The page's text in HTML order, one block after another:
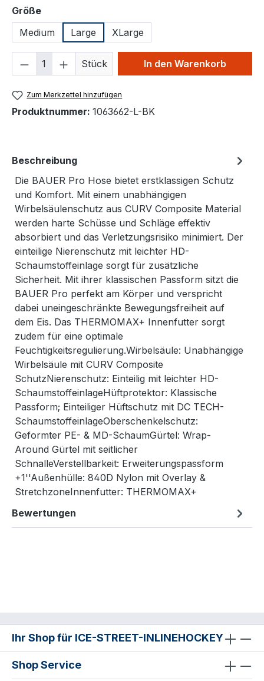
Größeauswählen
Medium
Large XLarge
Produkt Anzahl: Gib den
Stück In den Warenkorb
Zum Merkzettel hinzufügen
Produktnummer: 1063662-L-BK
Beschreibung
Die BAUER Pro Hose bietet erstklassigen Schutz
und Komfort. Mit einem unabhängigen
Wirbelsäulenschutz aus CURV Composite Material
werden harte Schüsse und Schläge effektiv
absorbiert und das Verletzungsrisiko minimiert. Der
einteilige Nierenschutz mit leichter HD-
Schaumstoffeinlage sorgt für zusätzliche
Sicherheit. Mit ihrer klassischen Passform sitzt die
BAUER Pro perfekt am Körper und verspricht
dabei uneingeschränkte Bewegungsfreiheit auf
dem Eis. Das THERMOMAX+ Innenfutter sorgt
zudem für eine optimale
Feuchtigkeitsregulierung.Wirbelsäule: Unabhängige
Wirbelsäule mit CURV Composite
SchutzNierenschutz: Einteilig mit leichter HD-
SchaumstoffeinlageHüftprotektor: Klassische
Passform; Einteiliger Hüftschutz mit DC TECH-
SchaumstoffeinlageOberschenkelschutz:
Geformter PE- & MD-SchaumGürtel: Wrap-
Around Gürtel mit seitlicher
SchnalleVerstellbarkeit: Erweiterungspassform
+1''Außenhülle: 840D Nylon mit Overlay &
StretchzoneInnenfutter: THERMOMAX+
Bewertungen
Ihr Shop für ICE-STREET-INLINEHOCKEY
Shop Service